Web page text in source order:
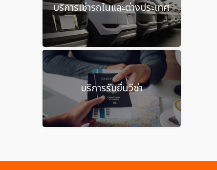
บริการเช่ารถในและต่างประเทศ
บริการรับยื่นวีซ่า